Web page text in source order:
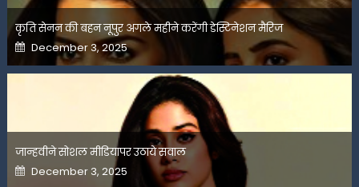
कृति सेनन की बहन नूपुर अगले महीने करेंगी डेस्टिनेशन मैरिज
Posted
on
December 3, 2025
जान्हवीने सोशल मीडियापर उठाये सवाल
Posted
on
December 3, 2025